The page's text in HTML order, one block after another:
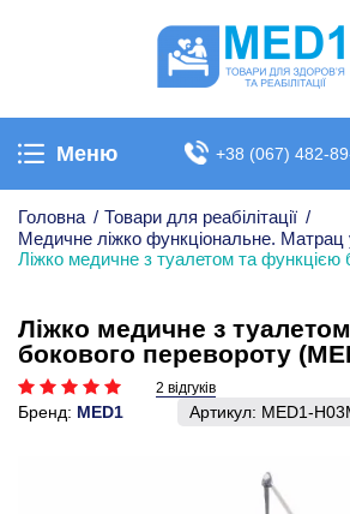
Меню +38 (067) 482-
Головна / Товари для реабілітації /
Медичне ліжко функціональне. Матрац
Ліжко медичне з туалетом та функцією
Ліжко медичне з
бокового перевороту
2 відгуків
Бренд: MED1 Артикул: MED1-